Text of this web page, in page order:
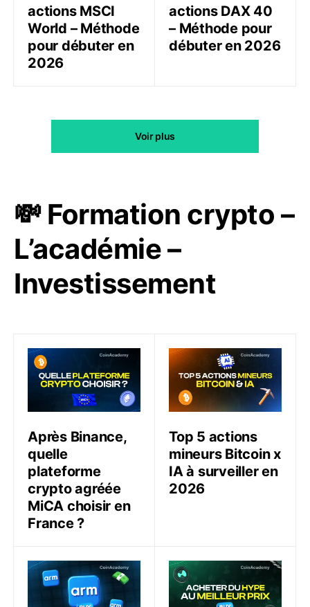
actions MSCI
World – Méthode
pour débuter en
2026
actions DAX 40
– Méthode pour
débuter en 2026
Voir plus
💸 Formation crypto –
L’académie –
Investissement
Après Binance, quelle plateforme crypto agréée
Après Binance,
quelle
plateforme
crypto agréée
MiCA choisir en
France ?
Top 5 actions mineurs
Top 5 actions
mineurs Bitcoin x
IA à surveiller en
2026
Comment acheter des actions Arm Holdings (ARM)
Comment acheter du